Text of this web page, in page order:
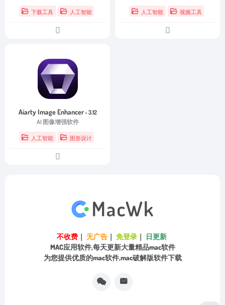
下载工具 人工智能 人工智能 视频工具
Aiarty Image Enhancer- 3.12
AI 图像增强软件
人工智能 图形设计
不收费 ｜ 无广告 ｜ 免登录 ｜
日更新
MAC应用软件,每天更新大量精品mac软件
为您提供优质的mac软件,mac破解版软件下载